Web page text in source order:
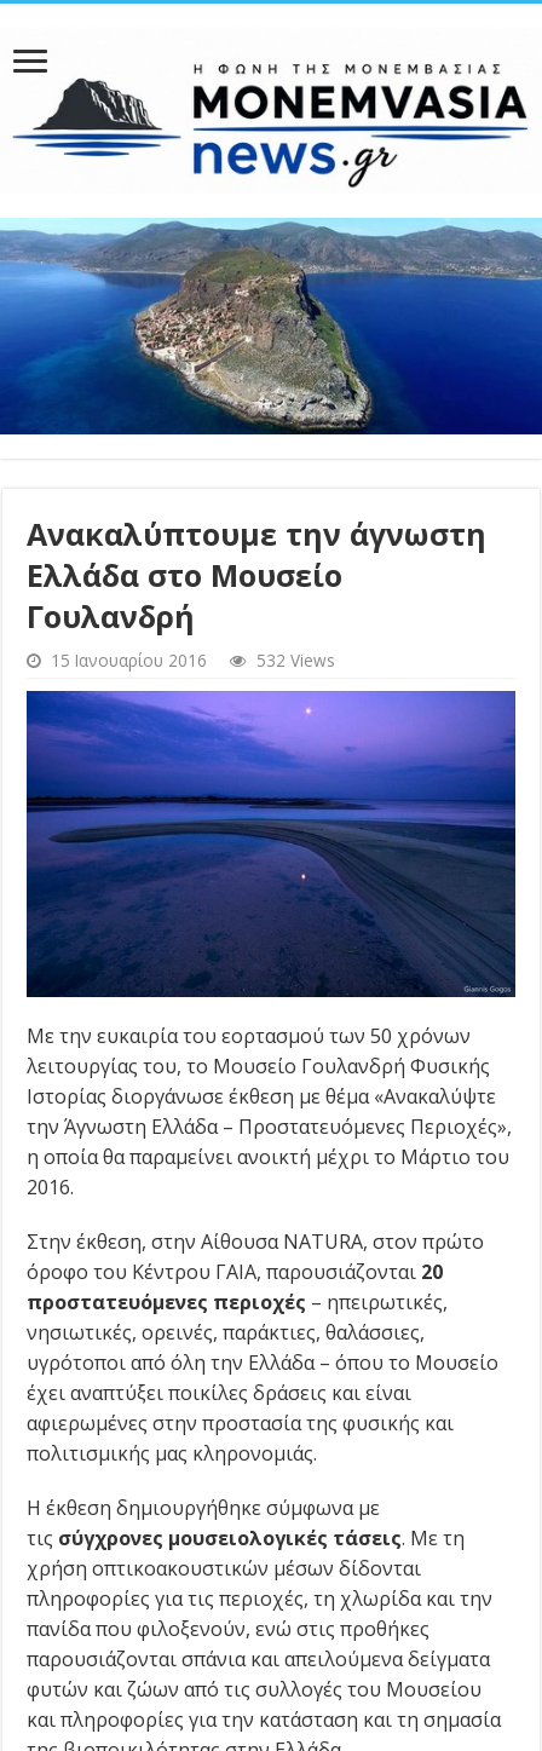
Ανακαλύπτουμε την άγνωστη
Ελλάδα στο Μουσείο
Γουλανδρή
15 Ιανουαρίου 2016 532 Views
Με την ευκαιρία του εορτασμού των 50 χρόνων
λειτουργίας του, το Μουσείο Γουλανδρή Φυσικής
Ιστορίας διοργάνωσε έκθεση με θέμα «Ανακαλύψτε
την Άγνωστη Ελλάδα – Προστατευόμενες Περιοχές»,
η οποία θα παραμείνει ανοικτή μέχρι το Μάρτιο του
2016.
Στην έκθεση, στην Αίθουσα NATURA, στον πρώτο
όροφο του Κέντρου ΓΑΙΑ, παρουσιάζονται 20
προστατευόμενες περιοχές – ηπειρωτικές,
νησιωτικές, ορεινές, παράκτιες, θαλάσσιες,
υγρότοποι από όλη την Ελλάδα – όπου το Μουσείο
έχει αναπτύξει ποικίλες δράσεις και είναι
αφιερωμένες στην προστασία της φυσικής και
πολιτισμικής μας κληρονομιάς.
Η έκθεση δημιουργήθηκε σύμφωνα με
τις σύγχρονες μουσειολογικές τάσεις. Με τη
χρήση οπτικοακουστικών μέσων δίδονται
πληροφορίες για τις περιοχές, τη χλωρίδα και την
πανίδα που φιλοξενούν, ενώ στις προθήκες
παρουσιάζονται σπάνια και απειλούμενα δείγματα
φυτών και ζώων από τις συλλογές του Μουσείου
και πληροφορίες για την κατάσταση και τη σημασία